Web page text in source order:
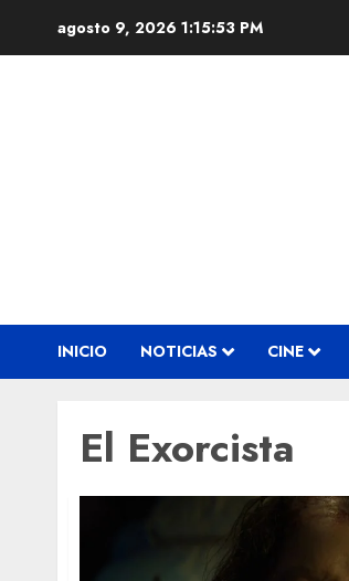
agosto 9, 2026 1:15:54 PM
INICIO NOTICIAS CINE
El Exorcista